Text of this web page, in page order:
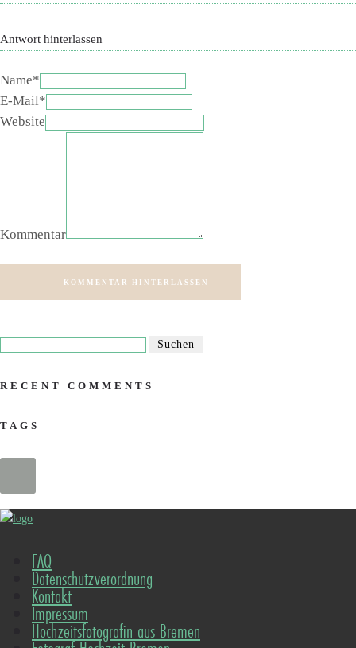
Antwort hinterlassen
Name*
E-Mail*
Website
Kommentar
KOMMENTAR HINTERLASSEN
RECENT COMMENTS
TAGS
FAQ
Datenschutzverordnung
Kontakt
Impressum
Hochzeitsfotografin aus Bremen